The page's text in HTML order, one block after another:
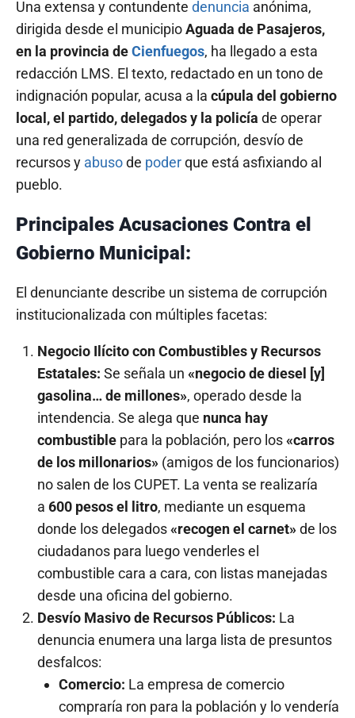
Una extensa y contundente denuncia anónima,
dirigida desde el municipioAguada de Pasajeros,
en la provincia deCienfuegos, ha llegado a esta
redacción LMS. El texto, redactado en un tono de
indignación popular, acusa a la cúpula del gobierno
local, el partido, delegados y la policía de operar
una red generalizada de corrupción, desvío de
recursos y abusode poderque está asfixiando al
pueblo.
Principales Acusaciones Contra el
Gobierno Municipal:
El denunciante describe un sistema de corrupción
institucionalizada con múltiples facetas:
Negocio Ilícito con Combustibles y Recursos
Estatales: Se señala un «negocio de diesel [y]
gasolina… de millones», operado desde la
intendencia. Se alega que nunca hay
combustible para la población, pero los«carros
de los millonarios» (amigos de los funcionarios)
no salen de los CUPET. La venta se realizaría
a 600 pesos el litro, mediante un esquema
donde los delegados«recogen el carnet»de los
ciudadanos para luego venderles el
combustible cara a cara, con listas manejadas
desde una oficina del gobierno.
Desvío Masivo de Recursos Públicos: La
denuncia enumera una larga lista de presuntos
desfalcos:
Comercio: La empresa de comercio
compraría ron para la población y lo vendería